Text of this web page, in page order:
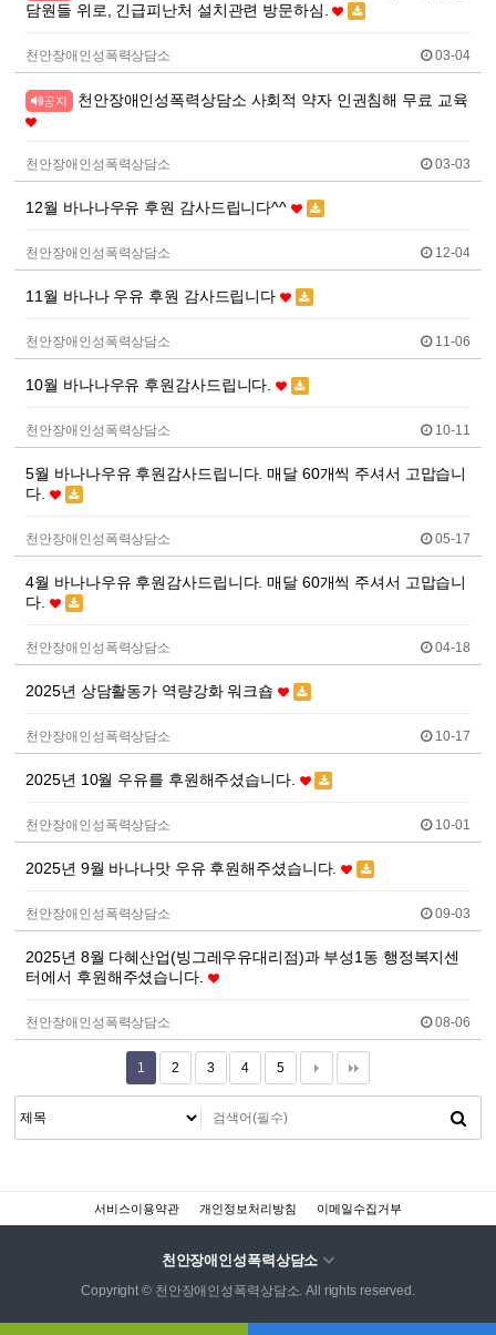
담원들 위로, 긴급피난처 설치관련 방문하심.
천안장애인성폭력상담소 03-04
공지 천안장애인성폭력상담소 사회적 약자 인권침해 무료 교육
천안장애인성폭력상담소 03-03
12월 바나나우유 후원 감사드립니다^^
천안장애인성폭력상담소 12-04
11월 바나나 우유 후원 감사드립니다
천안장애인성폭력상담소 11-06
10월 바나나우유 후원감사드립니다.
천안장애인성폭력상담소 10-11
5월 바나나우유 후원감사드립니다. 매달 60개씩 주셔서 고맙습니
다.
천안장애인성폭력상담소 05-17
4월 바나나우유 후원감사드립니다. 매달 60개씩 주셔서 고맙습니
다.
천안장애인성폭력상담소 04-18
2025년 상담활동가 역량강화 워크숍
천안장애인성폭력상담소 10-17
2025년 10월 우유를 후원해주셨습니다.
천안장애인성폭력상담소 10-01
2025년 9월 바나나맛 우유 후원해주셨습니다.
천안장애인성폭력상담소 09-03
2025년 8월 다혜산업(빙그레우유대리점)과 부성1동 행정복지센
터에서 후원해주셨습니다.
천안장애인성폭력상담소 08-06
1 2 3 4 5
서비스이용약관 개인정보처리방침 이메일수집거부
천안장애인성폭력상담소
Copyright © 천안장애인성폭력상담소. All rights reserved.